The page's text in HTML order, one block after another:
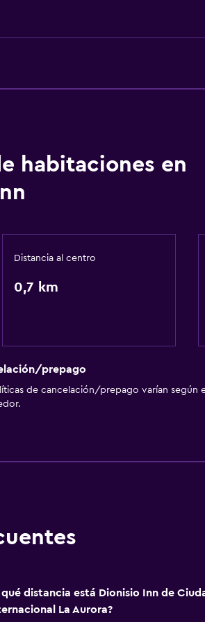
de conserjería
24 horas
de almacenamiento
y seguridad
habitaciones en
Distancia al centro
0,7 km
prepago
de cancelación/prepago varían según
qué distancia está Dionisio Inn de
La Aurora?